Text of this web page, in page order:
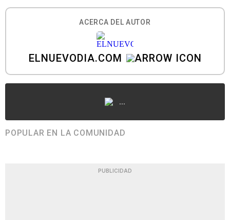
ACERCA DEL AUTOR
ELNUEVODIA.COM
...
POPULAR EN LA COMUNIDAD
PUBLICIDAD